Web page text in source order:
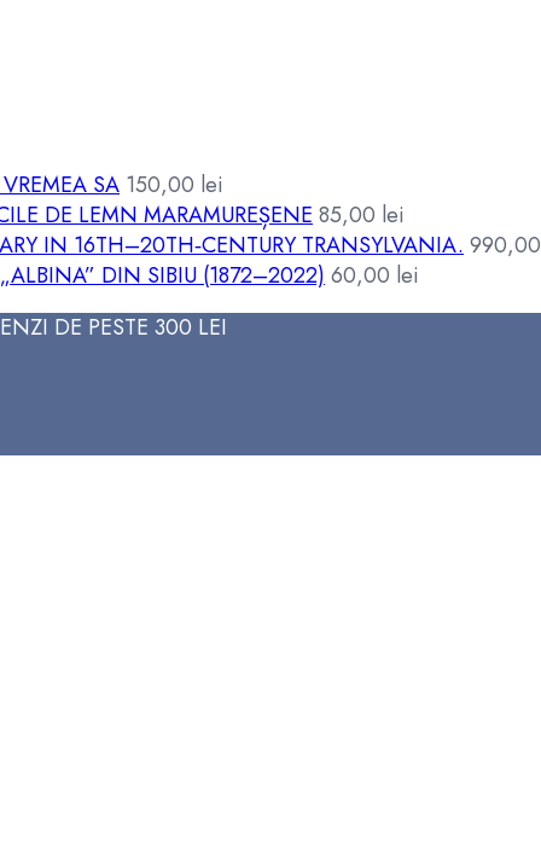
SA 150,00 lei
DE LEMN MARAMUREȘENE 85,00 lei
IN 16TH–20TH‑CENTURY TRANSYLVANIA. 990,00
DIN SIBIU (1872–2022) 60,00 lei
DE PESTE 300 LEI